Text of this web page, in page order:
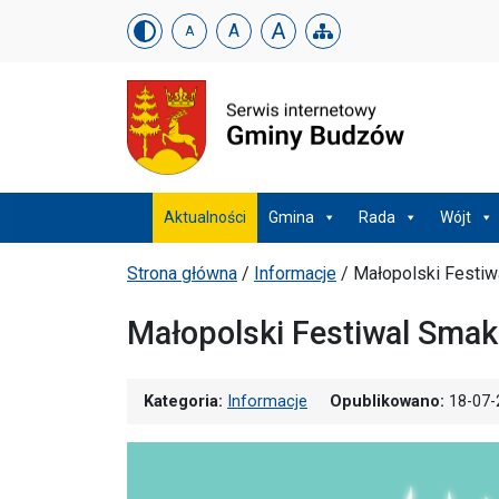
Urząd Gminy w Budzowie
Skip menu A A A
Menu główneAktualności Gmina Rada Wójt
Ścieżka powrotu
Strona główna / Informacje / Małopolski
Małopolski Festiwal
Kategoria: Informacje Opublikowano: 18-07-